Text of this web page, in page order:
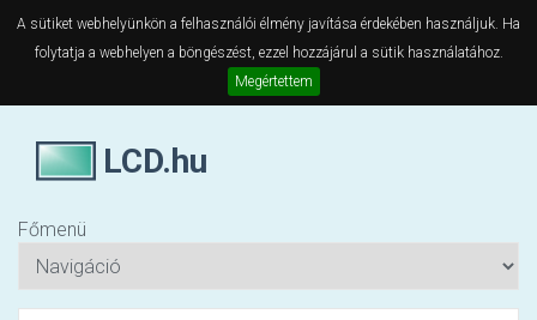
A sütiket webhelyünkön a felhasználói élmény javítása érdekében használjuk. Ha
folytatja a webhelyen a böngészést, ezzel hozzájárul a sütik használatához.
Megértettem
LCD.hu
Főmenü